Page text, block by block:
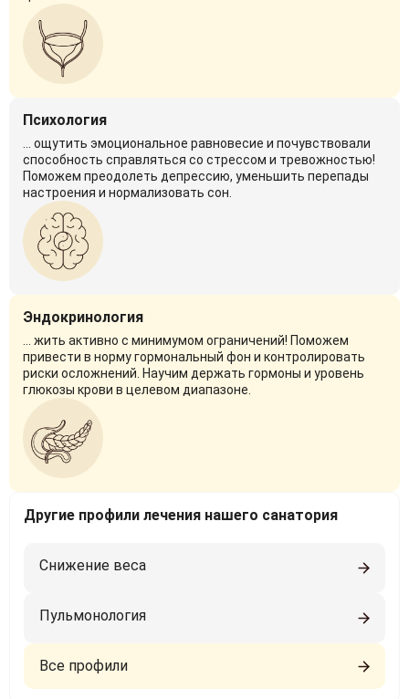
Психология
... ощутить эмоциональное равновесие и почувствовали
способность справляться со стрессом и тревожностью!
Поможем преодолеть депрессию, уменьшить перепады
настроения и нормализовать сон.
Эндокринология
... жить активно с минимумом ограничений! Поможем
привести в норму гормональный фон и контролировать
риски осложнений. Научим держать гормоны и уровень
глюкозы крови в целевом диапазоне.
Другие профили лечения нашего санатория
Снижение веса
Пульмонология
Все профили